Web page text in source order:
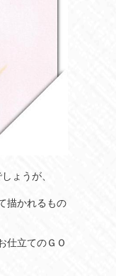
ょうが、
描かれるもの
仕立てのＧＯ